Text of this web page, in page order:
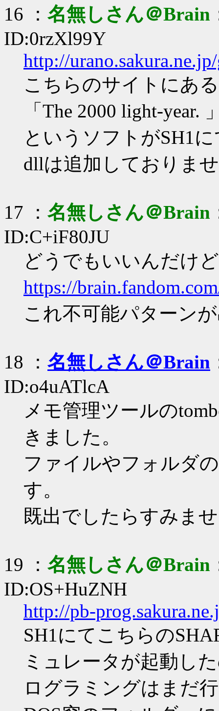
16 ： 名無しさん＠Brain
ID:0rzXl99Y
http://
こちらのサイトにある
「The 2000 light-year.
というソフトがSH1
dllは追加しておりま
17 ： 名無しさん＠Brain
ID:C+iF80JU
どうでもいいんだけ
https://
これ不可能パターン
18 ： 名無しさん＠Brain
ID:o4uATlcA
メモ管理ツールの
きました。
ファイルやフォルダ
す。
既出でしたらすみま
19 ： 名無しさん＠Brain
ID:OS+HuZNH
http://pb-
SH1にてこちらの
ミュレータが起動し
ログラミングはまだ